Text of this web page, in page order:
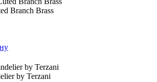
Branch Brass
by Terzani